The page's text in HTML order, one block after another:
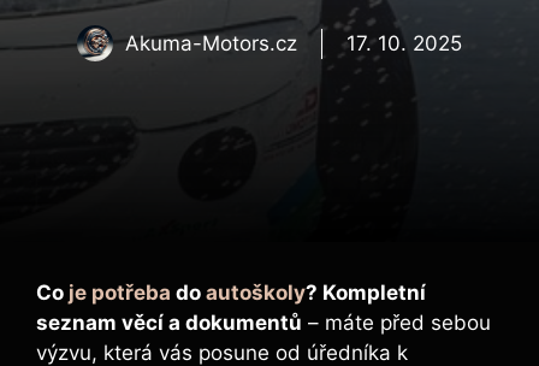
Akuma-Motors.cz 17. 10. 2025
Co je potřeba do autoškoly? Kompletní
seznam věcí a dokumentů – máte před sebou
výzvu, která vás posune od úředníka k